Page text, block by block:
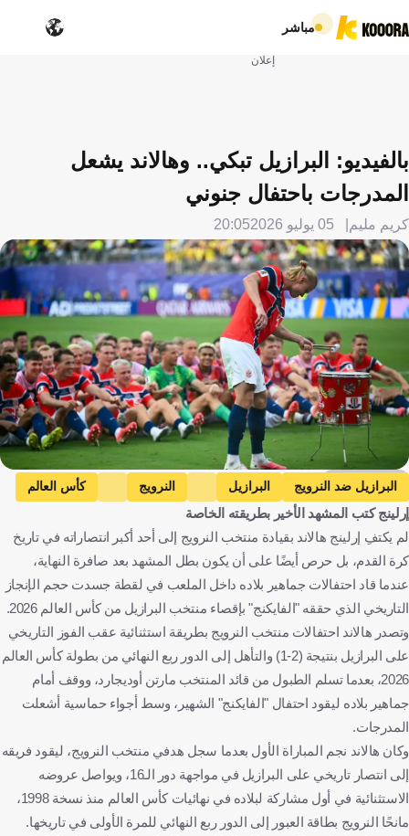
مباشر
إعلان
بالفيديو: البرازيل تبكي.. وهالاند يشعل
المدرجات باحتفال جنوني
كريم مليم 05 يوليو 2026 20:05
Getty Images
البرازيل ضد النرويج البرازيل النرويج
كأس العالم
إرلينج هالاند
البرازيل النرويج الولايات المتحدةإرلينج كتب المشهد الأخير بطريقته الخاصة
لم يكتفِ إرلينج هالاند بقيادة منتخب النرويج إلى أحد أكبر انتصاراته في تاريخ
كرة القدم، بل حرص أيضًا على أن يكون بطل المشهد بعد صافرة النهاية،
عندما قاد احتفالات جماهير بلاده داخل الملعب في لقطة جسدت حجم الإنجاز
التاريخي الذي حققه "الفايكنج" بإقصاء منتخب البرازيل من كأس العالم 2026.
وتصدر هالاند احتفالات منتخب النرويج بطريقة استثنائية عقب الفوز التاريخي
على البرازيل بنتيجة (2-1) والتأهل إلى الدور ربع النهائي من بطولة كأس العالم
2026، بعدما تسلم الطبول من قائد المنتخب مارتن أوديجارد، ووقف أمام
جماهير بلاده ليقود احتفال "الفايكنج" الشهير، وسط أجواء حماسية أشعلت
المدرجات.
وكان هالاند نجم المباراة الأول بعدما سجل هدفي منتخب النرويج، ليقود فريقه
إلى انتصار تاريخي على البرازيل في مواجهة دور الـ16، ويواصل عروضه
الاستثنائية في أول مشاركة لبلاده في نهائيات كأس العالم منذ نسخة 1998،
مانحًا النرويج بطاقة العبور إلى الدور ربع النهائي للمرة الأولى في تاريخها.